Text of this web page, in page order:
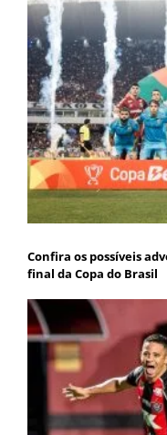
Confira os possíveis
final da Copa do Brasil